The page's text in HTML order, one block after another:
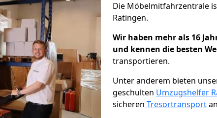
Die Möbelmitfahrzentrale
Ratingen.
Wir haben mehr als 16
und kennen die besten
transportieren.
Unter anderem bieten
geschulten Umzugshelfer
sicheren Tresortransport